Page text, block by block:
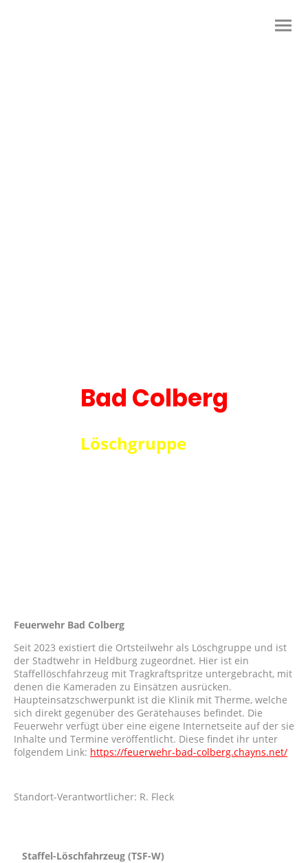
Bad Colberg
Löschgruppe
Feuerwehr Bad Colberg
Seit 2023 existiert die Ortsteilwehr als Löschgruppe und ist
der Stadtwehr in Heldburg zugeordnet. Hier ist ein
Staffellöschfahrzeug mit Tragkraftspritze untergebracht, mit
denen die Kameraden zu Einsätzen ausrücken.
Haupteinsatzschwerpunkt ist die Klinik mit Therme, welche
sich direkt gegenüber des Gerätehauses befindet. Die
Feuerwehr verfügt über eine eigene Internetseite auf der sie
Inhalte und Termine veröffentlicht. Diese findet ihr unter
folgendem Link: https://feuerwehr-bad-colberg.chayns.net/
Standort-Verantwortlicher: R. Fleck
Staffel-Löschfahrzeug (TSF-W)